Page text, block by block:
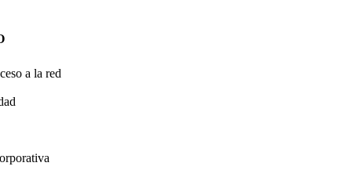
a la red